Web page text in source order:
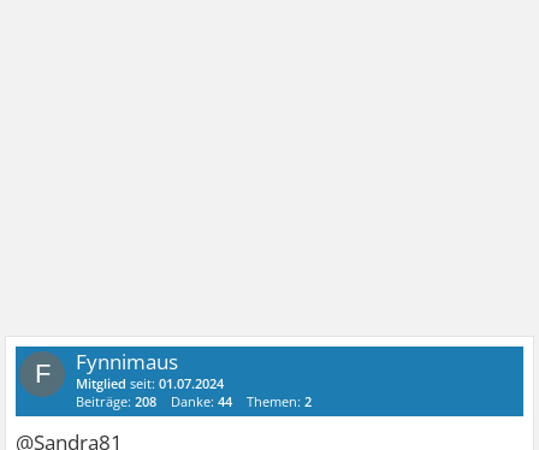
F Fynnimaus
Mitglied seit:01.07.2024
Beiträge:208 Danke:44 Themen:2
@Sandra81